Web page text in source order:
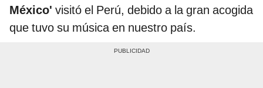
México' visitó el Perú, debido a la gran acogida
que tuvo su música en nuestro país.